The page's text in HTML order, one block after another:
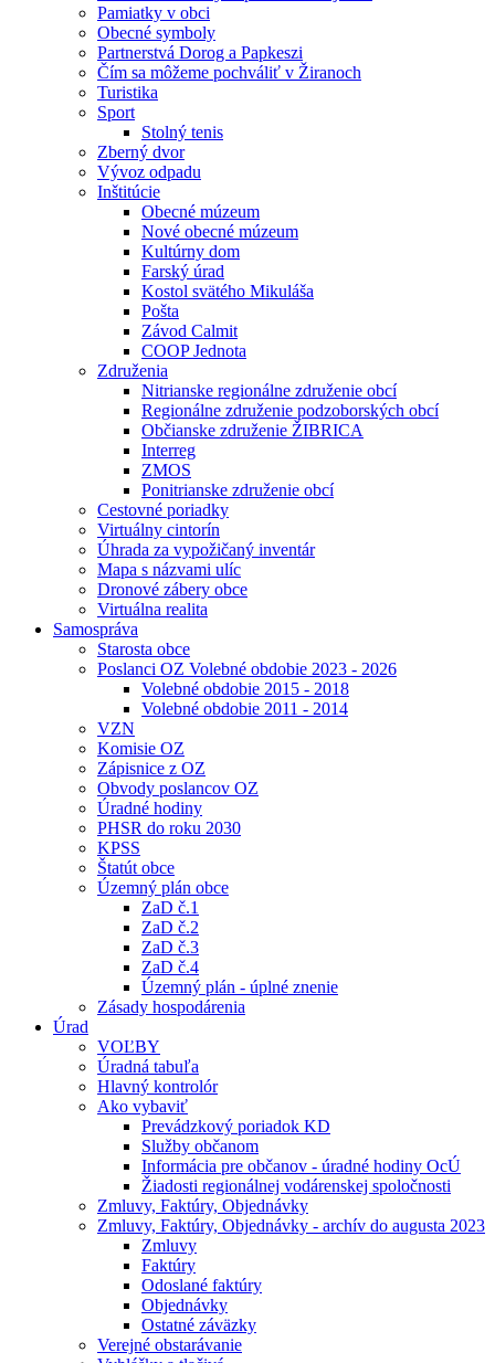
Pamiatky v obci
Obecné symboly
Partnerstvá Dorog a Papkeszi
Čím sa môžeme pochváliť v Žiranoch
Turistika
Sport
Stolný tenis
Zberný dvor
Vývoz odpadu
Inštitúcie
Obecné múzeum
Nové obecné múzeum
Kultúrny dom
Farský úrad
Kostol svätého Mikuláša
Pošta
Závod Calmit
COOP Jednota
Združenia
Nitrianske regionálne združenie obcí
Regionálne združenie podzoborských obcí
Občianske združenie ŽIBRICA
Interreg
ZMOS
Ponitrianske združenie obcí
Cestovné poriadky
Virtuálny cintorín
Úhrada za vypožičaný inventár
Mapa s názvami ulíc
Dronové zábery obce
Virtuálna realita
Samospráva
Starosta obce
Poslanci OZ Volebné obdobie 2023 - 2026
Volebné obdobie 2015 - 2018
Volebné obdobie 2011 - 2014
VZN
Komisie OZ
Zápisnice z OZ
Obvody poslancov OZ
Úradné hodiny
PHSR do roku 2030
KPSS
Štatút obce
Územný plán obce
ZaD č.1
ZaD č.2
ZaD č.3
ZaD č.4
Územný plán - úplné znenie
Zásady hospodárenia
Úrad
VOĽBY
Úradná tabuľa
Hlavný kontrolór
Ako vybaviť
Prevádzkový poriadok KD
Služby občanom
Informácia pre občanov - úradné hodiny OcÚ
Žiadosti regionálnej vodárenskej spoločnosti
Zmluvy, Faktúry, Objednávky
Zmluvy, Faktúry, Objednávky - archív do augusta 2023
Zmluvy
Faktúry
Odoslané faktúry
Objednávky
Ostatné záväzky
Verejné obstarávanie